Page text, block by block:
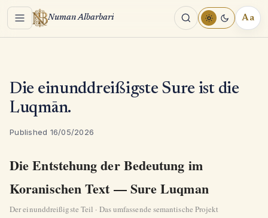
Menu Numan Albarbari Aa
Die einunddreißigste Sure ist die
Luqmān.
Published 16/05/2026
Die Entstehung der Bedeutung im
Koranischen Text — Sure Luqman
Der einunddreißigste Teil · Das umfassende semantische Projekt